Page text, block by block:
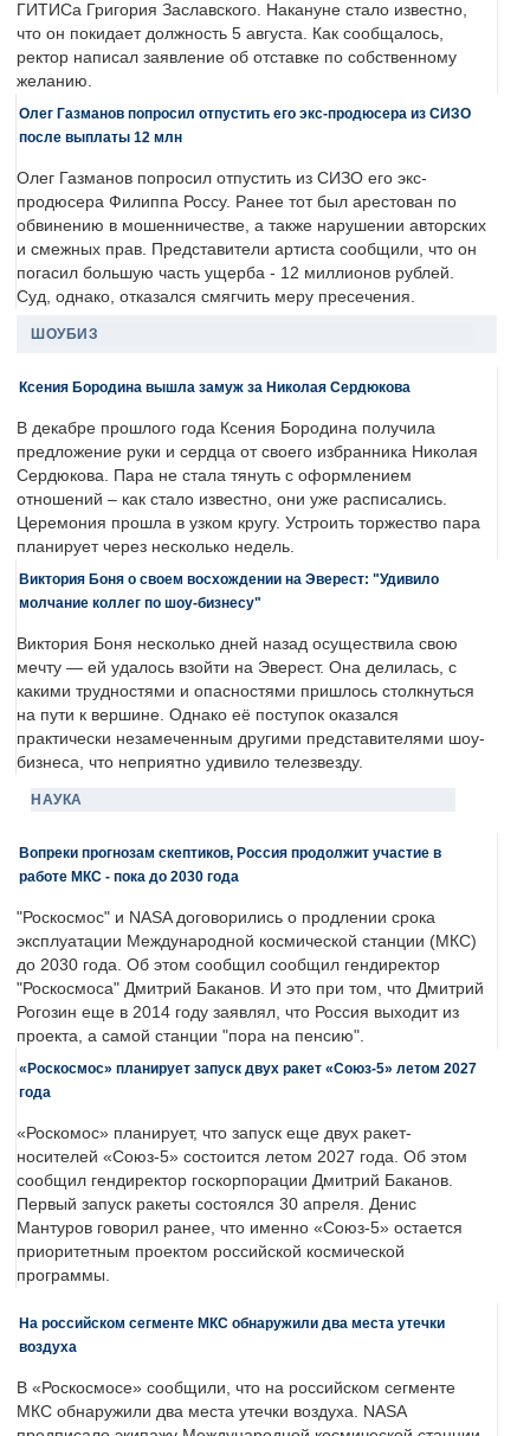
ГИТИСа Григория Заславского. Накануне стало известно,
что он покидает должность 5 августа. Как сообщалось,
ректор написал заявление об отставке по собственному
желанию.
Олег Газманов попросил отпустить его экс-продюсера из СИЗО
после выплаты 12 млн
Олег Газманов попросил отпустить из СИЗО его экс-
продюсера Филиппа Россу. Ранее тот был арестован по
обвинению в мошенничестве, а также нарушении авторских
и смежных прав. Представители артиста сообщили, что он
погасил большую часть ущерба - 12 миллионов рублей.
Суд, однако, отказался смягчить меру пресечения.
ШОУБИЗ
Ксения Бородина вышла замуж за Николая Сердюкова
В декабре прошлого года Ксения Бородина получила
предложение руки и сердца от своего избранника Николая
Сердюкова. Пара не стала тянуть с оформлением
отношений – как стало известно, они уже расписались.
Церемония прошла в узком кругу. Устроить торжество пара
планирует через несколько недель.
Виктория Боня о своем восхождении на Эверест: "Удивило
молчание коллег по шоу-бизнесу"
Виктория Боня несколько дней назад осуществила свою
мечту — ей удалось взойти на Эверест. Она делилась, с
какими трудностями и опасностями пришлось столкнуться
на пути к вершине. Однако её поступок оказался
практически незамеченным другими представителями шоу-
бизнеса, что неприятно удивило телезвезду.
НАУКА
Вопреки прогнозам скептиков, Россия продолжит участие в
работе МКС - пока до 2030 года
"Роскосмос" и NASA договорились о продлении срока
эксплуатации Международной космической станции (МКС)
до 2030 года. Об этом сообщил сообщил гендиректор
"Роскосмоса" Дмитрий Баканов. И это при том, что Дмитрий
Рогозин еще в 2014 году заявлял, что Россия выходит из
проекта, а самой станции "пора на пенсию".
«Роскосмос» планирует запуск двух ракет «Союз-5» летом 2027
года
«Роскомос» планирует, что запуск еще двух ракет-
носителей «Союз-5» состоится летом 2027 года. Об этом
сообщил гендиректор госкорпорации Дмитрий Баканов.
Первый запуск ракеты состоялся 30 апреля. Денис
Мантуров говорил ранее, что именно «Союз-5» остается
приоритетным проектом российской космической
программы.
На российском сегменте МКС обнаружили два места утечки
воздуха
В «Роскосмосе» сообщили, что на российском сегменте
МКС обнаружили два места утечки воздуха. NASA